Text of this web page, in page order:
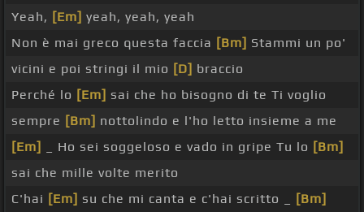
Yeah, [Em] yeah, yeah, yeah
Non è mai greco questa faccia [Bm] Stammi un po'
vicini e poi stringi il mio [D] braccio
Perché lo [Em] sai che ho bisogno di te Ti voglio
sempre [Bm] nottolindo e l'ho letto insieme a me
[Em]
_ Ho sei soggeloso e vado in gripe Tu lo [Bm]
sai che mille volte merito
C'hai [Em] su che mi canta e c'hai scritto _
[Bm]